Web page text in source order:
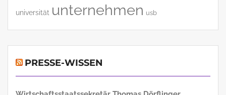
universität unternehmen usb
PRESSE-WISSEN